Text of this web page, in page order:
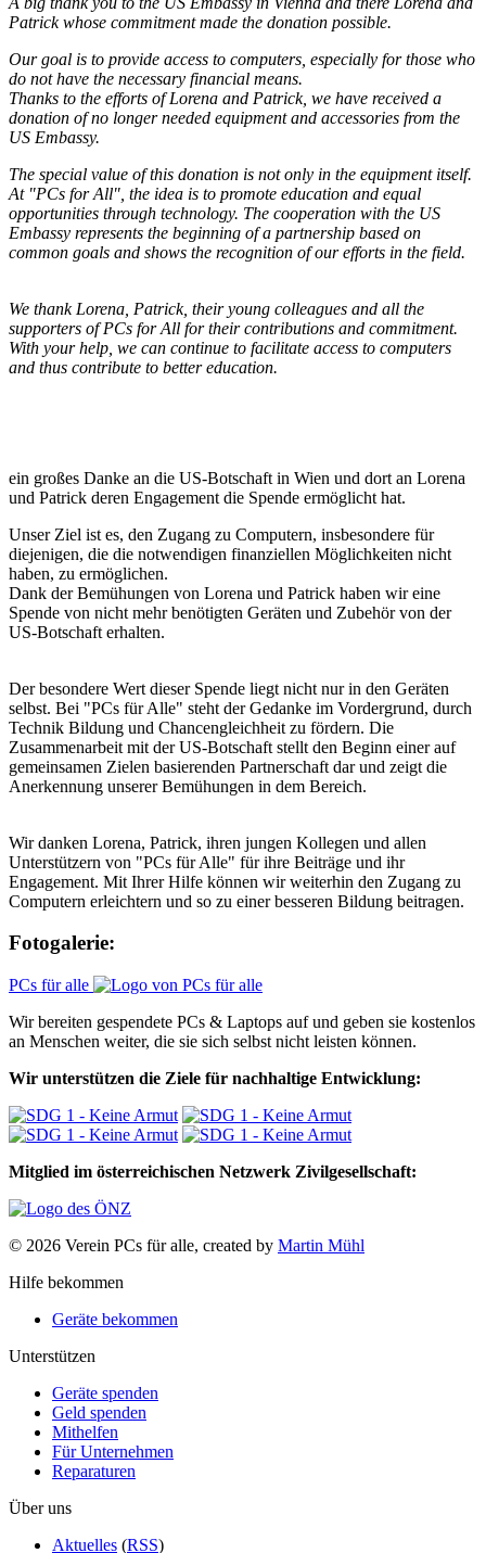
Patrick whose commitment made the donation possible.
Our goal is to provide access to computers, especially for those who
do not have the necessary financial means.
Thanks to the efforts of Lorena and Patrick, we have received a
donation of no longer needed equipment and accessories from the
US Embassy.
The special value of this donation is not only in the equipment itself.
At "PCs for All", the idea is to promote education and equal
opportunities through technology. The cooperation with the US
Embassy represents the beginning of a partnership based on
common goals and shows the recognition of our efforts in the field.
We thank Lorena, Patrick, their young colleagues and all the
supporters of PCs for All for their contributions and commitment.
With your help, we can continue to facilitate access to computers
and thus contribute to better education.
ein großes Danke an die US-Botschaft in Wien und dort an Lorena
und Patrick deren Engagement die Spende ermöglicht hat.
Unser Ziel ist es, den Zugang zu Computern, insbesondere für
diejenigen, die die notwendigen finanziellen Möglichkeiten nicht
haben, zu ermöglichen.
Dank der Bemühungen von Lorena und Patrick haben wir eine
Spende von nicht mehr benötigten Geräten und Zubehör von der
US-Botschaft erhalten.
Der besondere Wert dieser Spende liegt nicht nur in den Geräten
selbst. Bei "PCs für Alle" steht der Gedanke im Vordergrund, durch
Technik Bildung und Chancengleichheit zu fördern. Die
Zusammenarbeit mit der US-Botschaft stellt den Beginn einer auf
gemeinsamen Zielen basierenden Partnerschaft dar und zeigt die
Anerkennung unserer Bemühungen in dem Bereich.
Wir danken Lorena, Patrick, ihren jungen Kollegen und allen
Unterstützern von "PCs für Alle" für ihre Beiträge und ihr
Engagement. Mit Ihrer Hilfe können wir weiterhin den Zugang zu
Computern erleichtern und so zu einer besseren Bildung beitragen.
Fotogalerie:
PCs für alle
Wir bereiten gespendete PCs & Laptops auf und geben sie kostenlos
an Menschen weiter, die sie sich selbst nicht leisten können.
Wir unterstützen die Ziele für nachhaltige Entwicklung:
Mitglied im österreichischen Netzwerk Zivilgesellschaft:
© 2026 Verein PCs für alle, created by Martin Mühl
Hilfe bekommen
Geräte bekommen
Unterstützen
Geräte spenden
Geld spenden
Mithelfen
Für Unternehmen
Reparaturen
Über uns
Aktuelles (RSS)